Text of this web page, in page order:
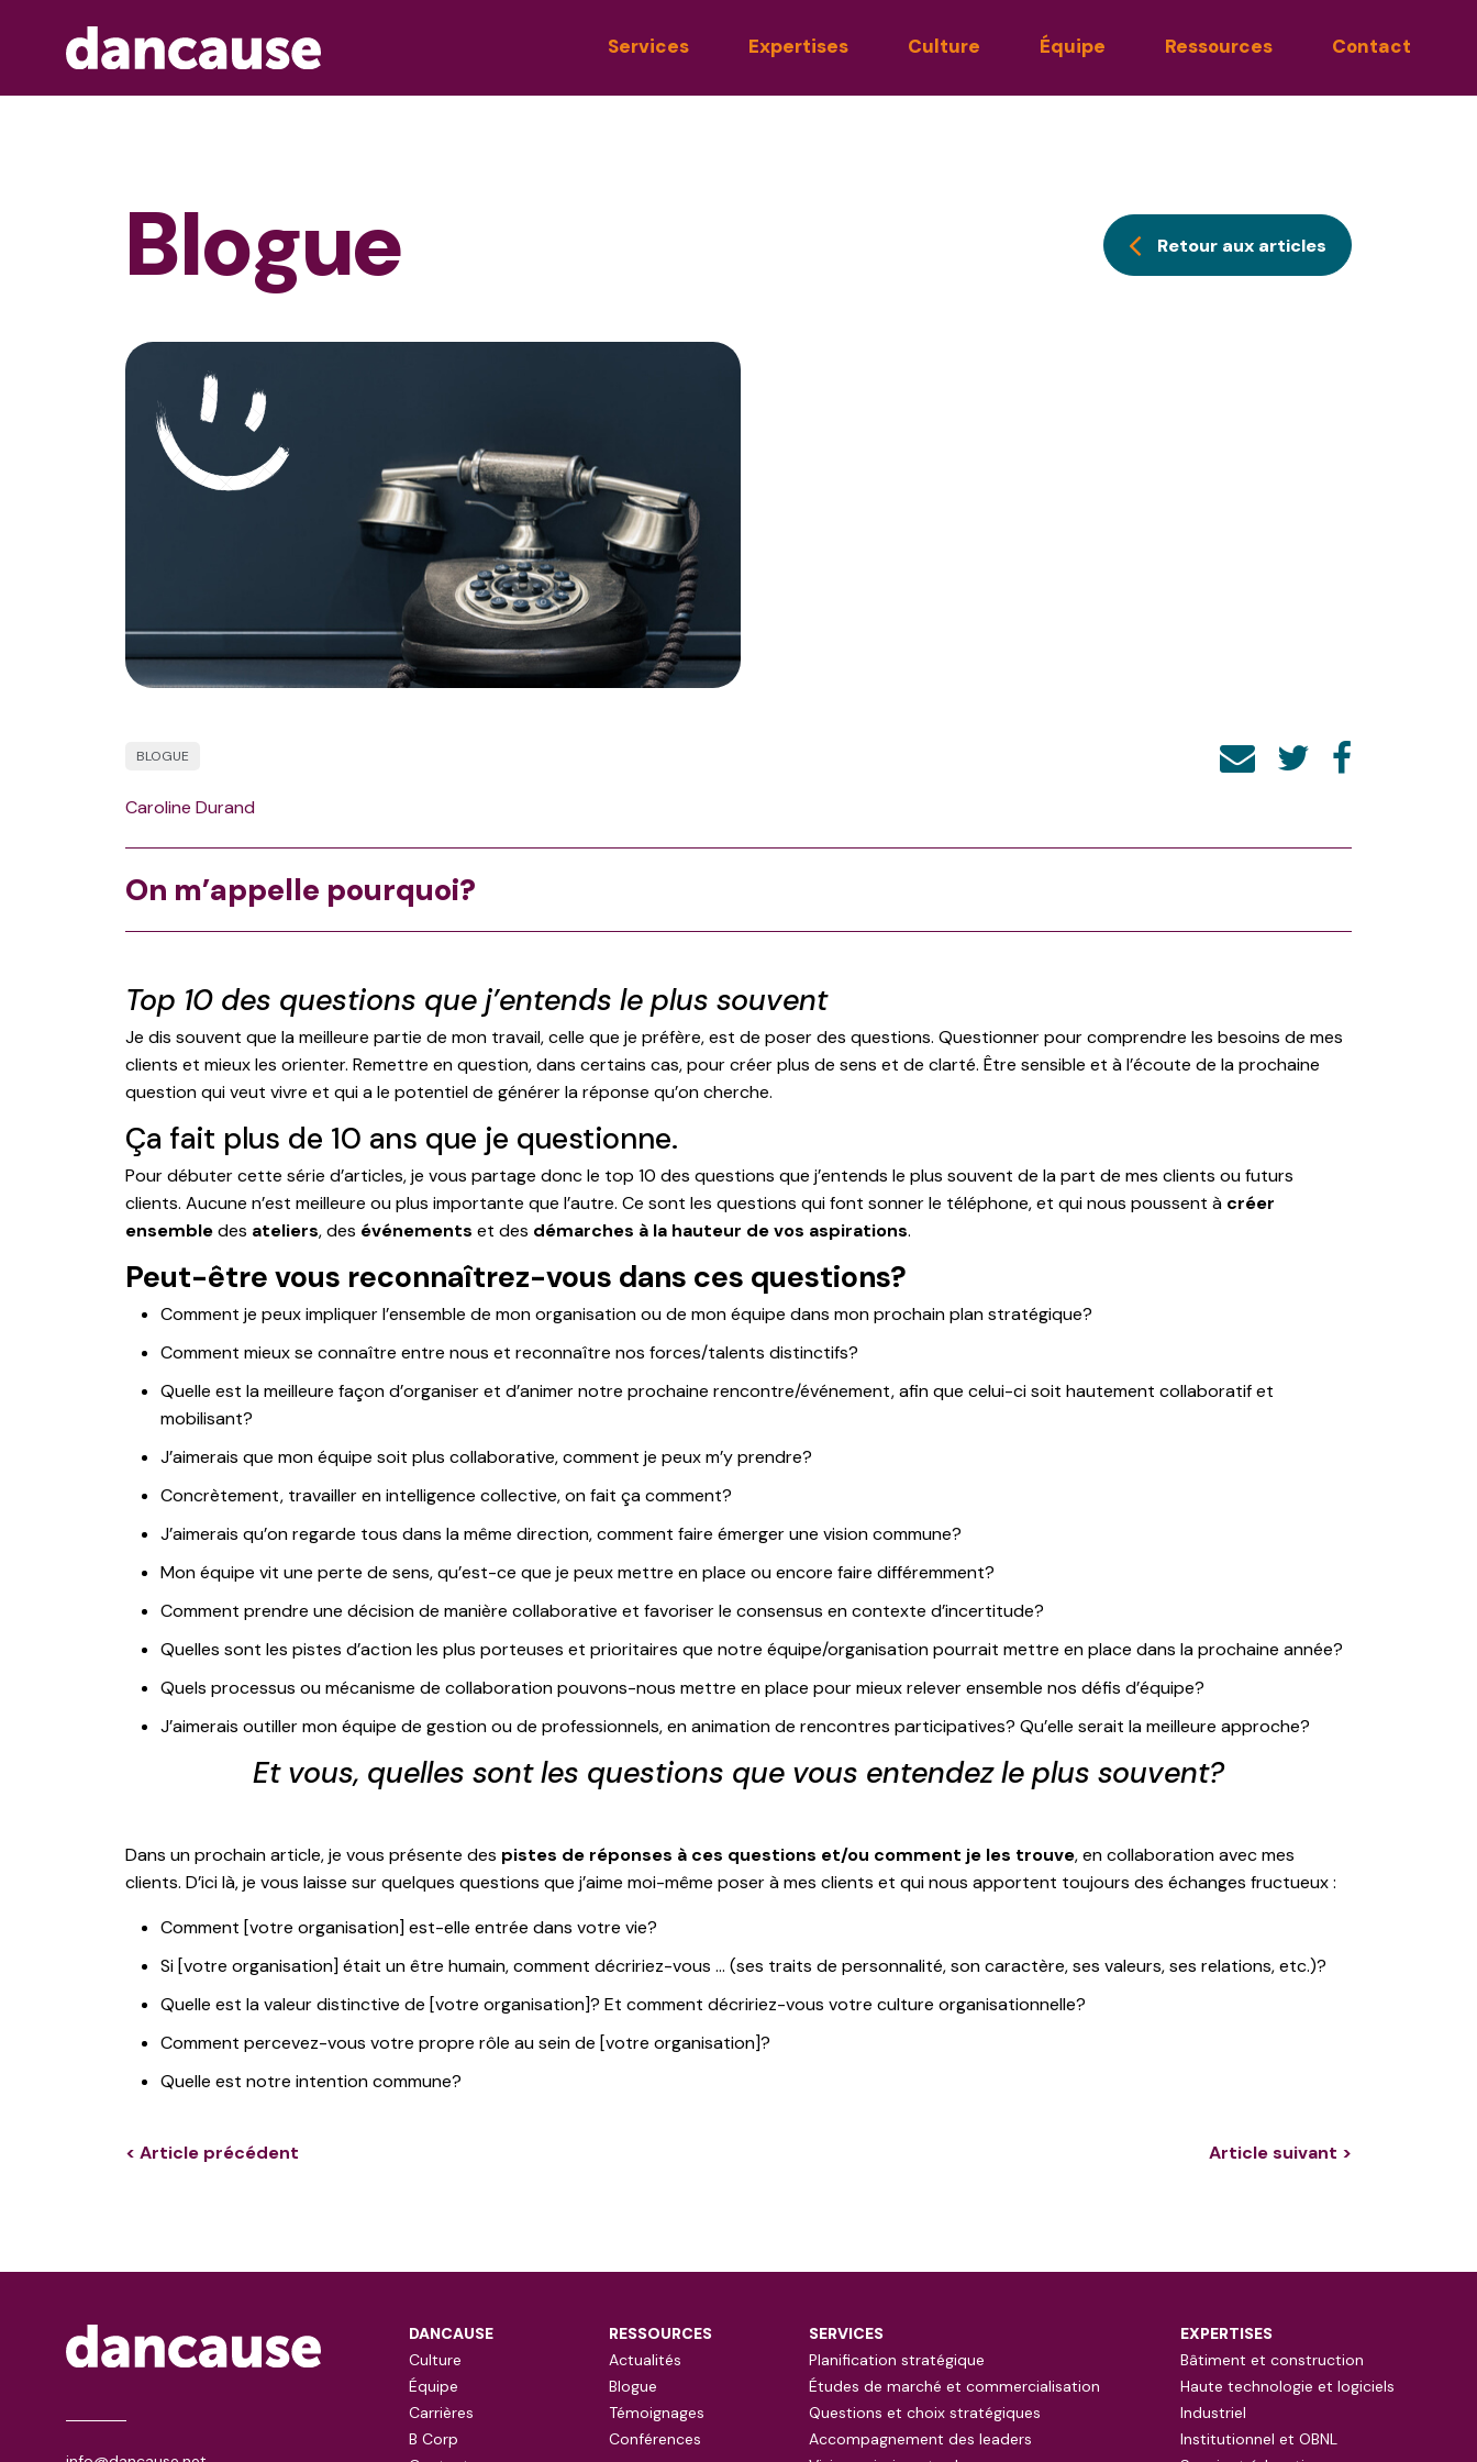
Services Expertises Culture Équipe Ressources Contact
Blogue Retour aux articles
BLOGUE
Caroline Durand
On m’appelle pourquoi?
Top 10 des questions que j’entends le plus souvent
Je dis souvent que la meilleure partie de mon travail, celle que je préfère, est de poser des questions. Questionner pour comprendre les besoins de mes
clients et mieux les orienter. Remettre en question, dans certains cas, pour créer plus de sens et de clarté. Être sensible et à l’écoute de la prochaine
question qui veut vivre et qui a le potentiel de générer la réponse qu’on cherche.
Ça fait plus de 10 ans que je questionne.
Pour débuter cette série d’articles, je vous partage donc le top 10 des questions que j’entends le plus souvent de la part de mes clients ou futurs
clients. Aucune n’est meilleure ou plus importante que l’autre. Ce sont les questions qui font sonner le téléphone, et qui nous poussent à créer
ensembledes ateliers, des événements et des démarches à la hauteur de vos aspirations.
Peut-être vous reconnaîtrez-vous dans ces questions?
Comment je peux impliquer l’ensemble de mon organisation ou de mon équipe dans mon prochain plan stratégique?
Comment mieux se connaître entre nous et reconnaître nos forces/talents distinctifs?
Quelle est la meilleure façon d’organiser et d’animer notre prochaine rencontre/événement, afin que celui-ci soit hautement collaboratif et
mobilisant?
J’aimerais que mon équipe soit plus collaborative, comment je peux m’y prendre?
Concrètement, travailler en intelligence collective, on fait ça comment?
J’aimerais qu’on regarde tous dans la même direction, comment faire émerger une vision commune?
Mon équipe vit une perte de sens, qu’est-ce que je peux mettre en place ou encore faire différemment?
Comment prendre une décision de manière collaborative et favoriser le consensus en contexte d’incertitude?
Quelles sont les pistes d’action les plus porteuses et prioritaires que notre équipe/organisation pourrait mettre en place dans la prochaine année?
Quels processus ou mécanisme de collaboration pouvons-nous mettre en place pour mieux relever ensemble nos défis d’équipe?
J’aimerais outiller mon équipe de gestion ou de professionnels, en animation de rencontres participatives? Qu’elle serait la meilleure approche?
Et vous, quelles sont les questions que vous entendez le plus souvent?
Dans un prochain article, je vous présente des pistes de réponses à ces questions et/ou comment je les trouve, en collaboration avec mes
clients. D’ici là, je vous laisse sur quelques questions que j’aime moi-même poser à mes clients et qui nous apportent toujours des échanges fructueux :
Comment [votre organisation] est-elle entrée dans votre vie?
Si [votre organisation] était un être humain, comment décririez-vous … (ses traits de personnalité, son caractère, ses valeurs, ses relations, etc.)?
Quelle est la valeur distinctive de [votre organisation]? Et comment décririez-vous votre culture organisationnelle?
Comment percevez-vous votre propre rôle au sein de [votre organisation]?
Quelle est notre intention commune?
< Article précédent Article suivant >
DANCAUSE
Culture
Équipe
Carrières
B Corp
RESSOURCES
Actualités
Blogue
Témoignages
Conférences
SERVICES
Planification stratégique
Études de marché et commercialisation
Questions et choix stratégiques
Accompagnement des leaders
EXPERTISES
Bâtiment et construction
Haute technologie et logiciels
Industriel
Institutionnel et OBNL